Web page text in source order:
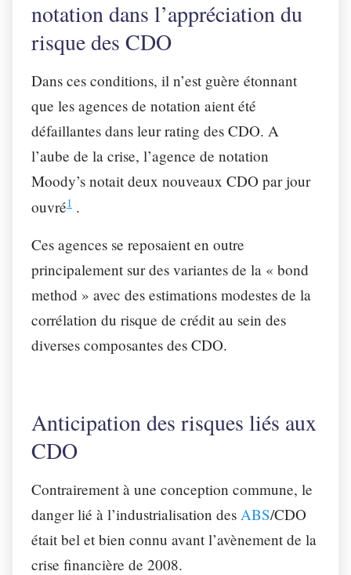
notation dans l’appréciation du
risque des CDO
Dans ces conditions, il n’est guère étonnant
que les agences de notation aient été
défaillantes dans leur rating des CDO. A
l’aube de la crise, l’agence de notation
Moody’s notait deux nouveaux CDO par jour
ouvré1 .
Ces agences se reposaient en outre
principalement sur des variantes de la « bond
method » avec des estimations modestes de la
corrélation du risque de crédit au sein des
diverses composantes des CDO.
Anticipation des risques liés aux
CDO
Contrairement à une conception commune, le
danger lié à l’industrialisation des ABS/CDO
était bel et bien connu avant l’avènement de la
crise financière de 2008.